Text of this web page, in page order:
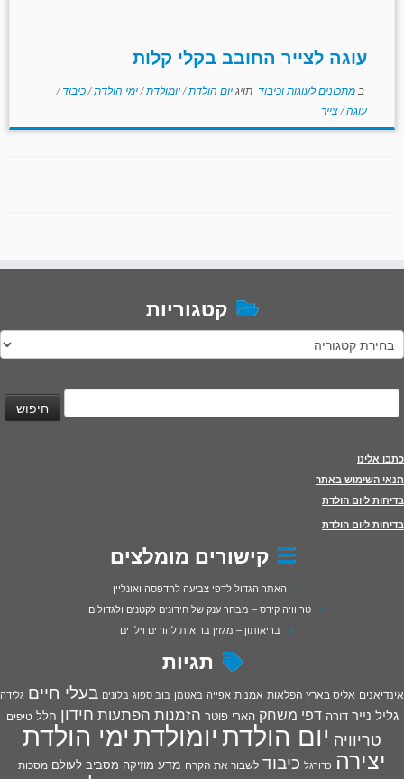
עוגה לצייר החובב בקלי קלות
ב מתכונים לעוגות וכיבוד תויגיום הולדת/יומולדת/ימי הולדת/כיבוד/
עוגה/צייר
קטגוריות
קטגוריות
חיפוש:
כתבו אלינו
תנאי השימוש באתר
בדיחות ליום הולדת
בדיחות ליום הולדת
קישורים מומלצים
האתר הגדול לדפי צביעה להדפסה ואונליין
טריוויה קידס – מבחר ענק של חידונים לקטנים ולגדולים
בריאותון – מגזין בריאות להורים וילדים
תגיות
אינדיאנים אליס בארץ הפלאות אמנות אפייה באטמן בוב ספוג בלונים בעלי חיים גלידה
גליל נייר דורה דפי משחק הארי פוטר הזמנות הפתעות חידון חלל טיפים
טריוויה יום הולדתיומולדתימי הולדת
יצירה כדורגל כיבוד לשבור את הקרח מדע מוזיקה מסביב לעולם מסכות